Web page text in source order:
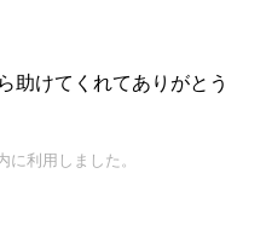
助けてくれてありがとう
利用しました。